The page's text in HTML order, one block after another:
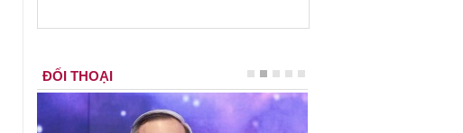
ĐỐI THOẠI